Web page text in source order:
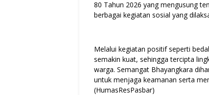
80 Tahun 2026 yang mengusung
berbagai kegiatan sosial yang
Melalui kegiatan positif seperti
semakin kuat, sehingga tercipta
warga. Semangat Bhayangkara
untuk menjaga keamanan serta
(HumasResPasbar)